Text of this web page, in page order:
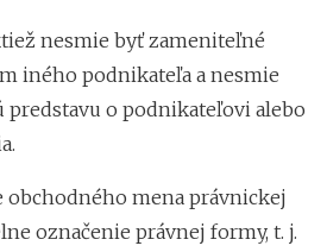
nesmie byť zameniteľné
iného podnikateľa a nesmie
o podnikateľovi alebo
obchodného mena právnickej
označenie právnej formy, t. j.